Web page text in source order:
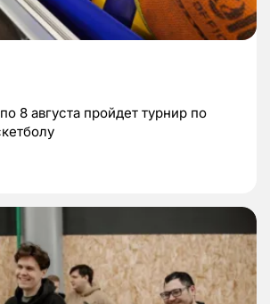
8 августа пройдет турнир по